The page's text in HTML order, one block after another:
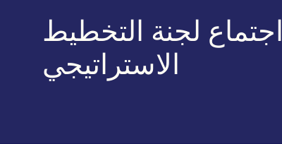
اجتماع لجنة التخطيط
الاستراتيجي